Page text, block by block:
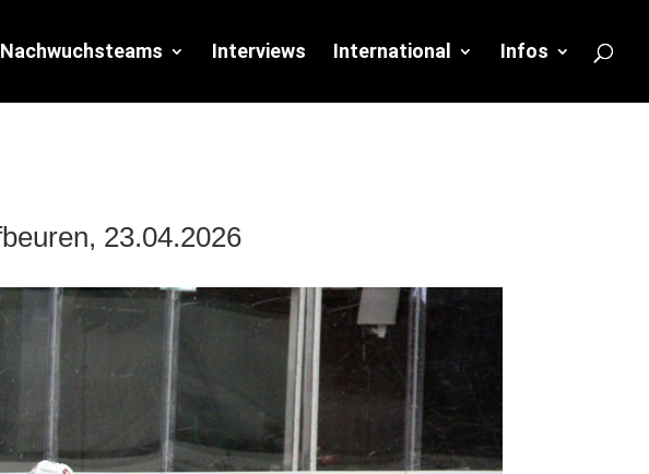
Nachwuchsteams Interviews International Infos
23.04.2026